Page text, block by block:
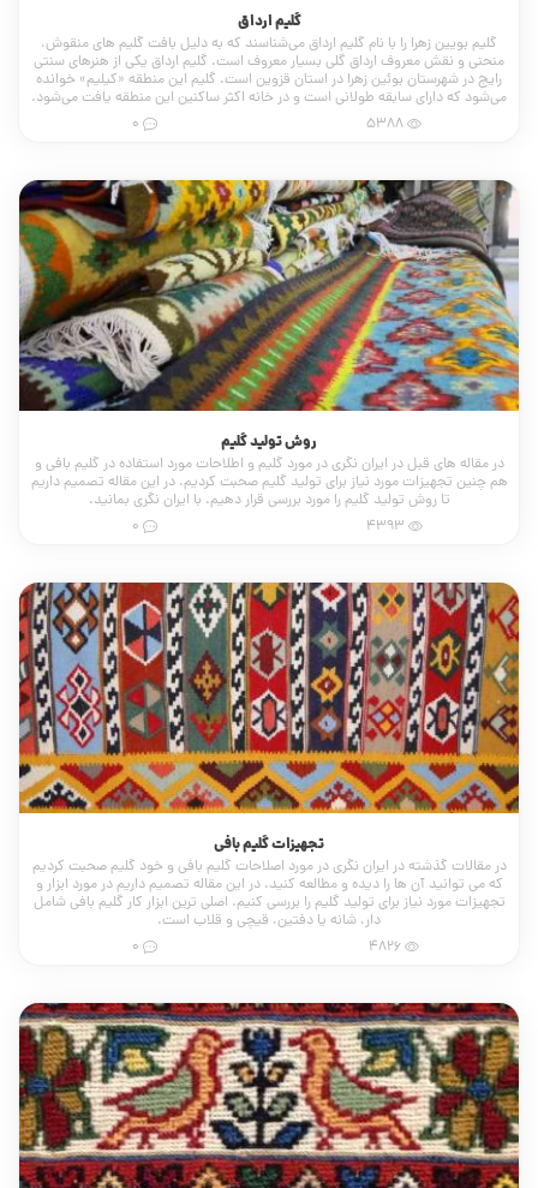
گلیم ارداق
گلیم بویین زهرا را با نام گلیم ارداق می‌شناسند که به دلیل بافت گلیم های منقوش،
منحنی و نقش معروف ارداق گلی بسیار معروف است. گلیم ارداق یکی از هنرهای سنتی
رایج در شهرستان بوئین زهرا در استان قزوین است. گلیم این منطقه «کیلیم» خوانده
می‌شود که دارای سابقه طولانی است و در خانه اکثر ساکنین این منطقه یافت می‌شود.
روش تولید گلیم
در مقاله های قبل در ایران نگری در مورد گلیم و اطلاحات مورد استفاده در گلیم بافی و
هم چنین تجهیزات مورد نیاز برای تولید گلیم صحبت کردیم. در این مقاله تصمیم داریم
تا روش تولید گلیم را مورد بررسی قرار دهیم. با ایران نگری بمانید.
تجهیزات گلیم بافی
در مقالات گذشته در ایران نگری در مورد اصلاحات گلیم بافی و خود گلیم صحبت کردیم
که می توانید آن ها را دیده و مطالعه کنید. در این مقاله تصمیم داریم در مورد ابزار و
تجهیزات مورد نیاز برای تولید گلیم را بررسی کنیم. اصلی ترین ابزار کار گلیم بافی شامل
دار، شانه یا دفتین، قیچی و قلاب است.